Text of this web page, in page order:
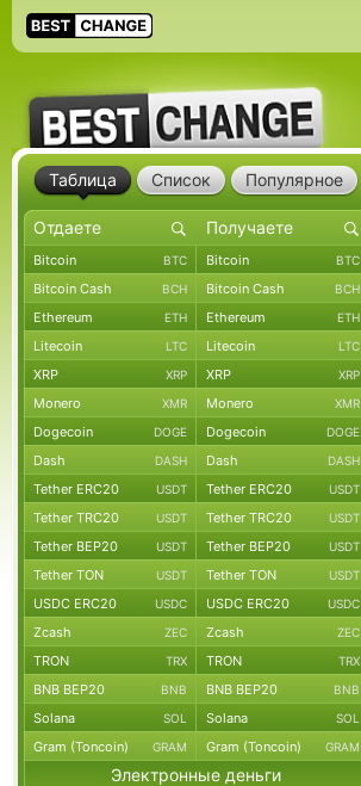
Таблица Список Популярное
Bitcoin BTC Bitcoin BTC
Bitcoin Cash BCH Bitcoin Cash BCH
Ethereum ETH Ethereum ETH
Litecoin LTC Litecoin LTC
XRP XRP XRP XRP
Monero XMR Monero XMR
Dogecoin DOGE Dogecoin DOGE
Dash DASH Dash DASH
Tether ERC20 USDT Tether ERC20 USDT
Tether TRC20 USDT Tether TRC20 USDT
Tether BEP20 USDT Tether BEP20 USDT
Tether TON USDT Tether TON USDT
USDC ERC20 USDC USDC ERC20 USDC
Zcash ZEC Zcash ZEC
TRON TRX TRON TRX
BNB BEP20 BNB BNB BEP20 BNB
Solana SOL Solana SOL
Gram (Toncoin) GRAM Gram (Toncoin) GRAM
Электронные деньги